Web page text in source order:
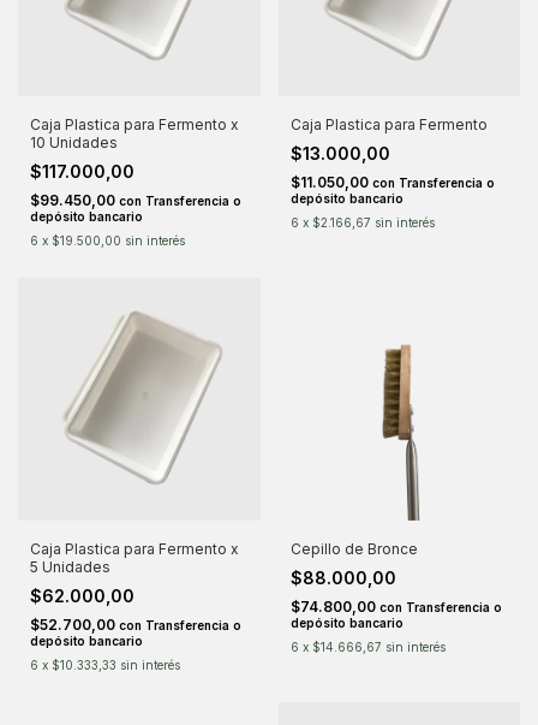
Caja Plastica para Fermento x
10 Unidades
$117.000,00
$99.450,00 con Transferencia o
depósito bancario
6 x $19.500,00 sin interés
Caja Plastica para Fermento
$13.000,00
$11.050,00 con Transferencia o
depósito bancario
6 x $2.166,67 sin interés
Caja Plastica para Fermento x
5 Unidades
$62.000,00
$52.700,00 con Transferencia o
depósito bancario
6 x $10.333,33 sin interés
Cepillo de Bronce
$88.000,00
$74.800,00 con Transferencia o
depósito bancario
6 x $14.666,67 sin interés